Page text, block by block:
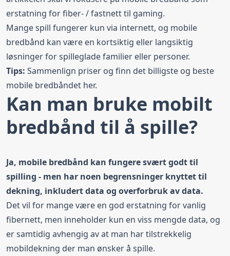
erstatning for fiber- / fastnett til gaming.
Mange spill fungerer kun via internett, og mobile
bredbånd kan være en kortsiktig eller langsiktig
løsninger for spilleglade familier eller personer.
Tips: Sammenlign priser og finn det billigste og beste
mobile bredbåndet her.
Kan man bruke mobilt
bredbånd til å spille?
Ja, mobile bredbånd kan fungere svært godt til
spilling - men har noen begrensninger knyttet til
dekning, inkludert data og overforbruk av data.
Det vil for mange være en god erstatning for vanlig
fibernett, men inneholder kun en viss mengde data, og
er samtidig avhengig av at man har tilstrekkelig
mobildekning der man ønsker å spille.